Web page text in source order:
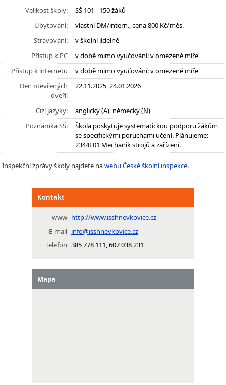
Velikost školy:
SŠ 101 - 150 žáků
Ubytování:
vlastní DM/intern., cena 800 Kč/měs.
Stravování:
v školní jídelně
Přístup k PC
v době mimo vyučování: v omezené míře
Přístup k internetu
v době mimo vyučování: v omezené míře
Den otevřených
dveří:
22.11.2025, 24.01.2026
Cizí jazyky:
anglický (A), německý (N)
Poznámka SŠ:
Škola poskytuje systematickou podporu žákům
se specifickými poruchami učení. Plánujeme:
2344L01 Mechanik strojů a zařízení.
Inspekční zprávy školy najdete nawebu České školní inspekce.
Kontakt
www http://www.isshnevkovice.cz
E-mail info@isshnevkovice.cz
Telefon 385 778 111, 607 038 231
Mapa